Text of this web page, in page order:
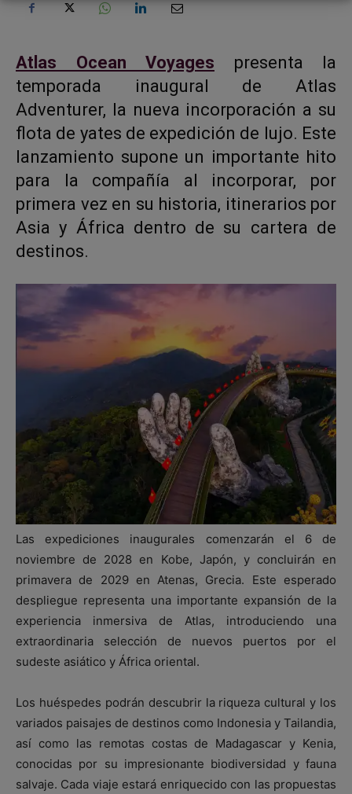
Atlas Ocean Voyages presenta la
temporada inaugural de Atlas
Adventurer, la nueva incorporación a su
flota de yates de expedición de lujo. Este
lanzamiento supone un importante hito
para la compañía al incorporar, por
primera vez en su historia, itinerarios por
Asia y África dentro de su cartera de
destinos.
Las expediciones inaugurales comenzarán el 6 de
noviembre de 2028 en Kobe, Japón, y concluirán en
primavera de 2029 en Atenas, Grecia. Este esperado
despliegue representa una importante expansión de la
experiencia inmersiva de Atlas, introduciendo una
extraordinaria selección de nuevos puertos por el
sudeste asiático y África oriental.
Los huéspedes podrán descubrir la riqueza cultural y los
variados paisajes de destinos como Indonesia y Tailandia,
así como las remotas costas de Madagascar y Kenia,
conocidas por su impresionante biodiversidad y fauna
salvaje. Cada viaje estará enriquecido con las propuestas